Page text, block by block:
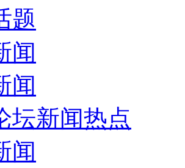
题
闻
闻
坛新闻热点
闻